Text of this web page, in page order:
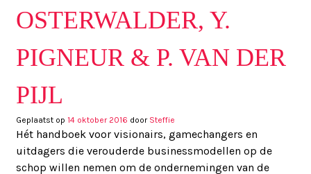
OSTERWALDER, Y.
PIGNEUR & P. VAN DER
PIJL
Geplaatst op 14 oktober 2016 door Steffie
Hét handboek voor visionairs, gamechangers en
uitdagers die verouderde businessmodellen op de
schop willen nemen om de ondernemingen van de